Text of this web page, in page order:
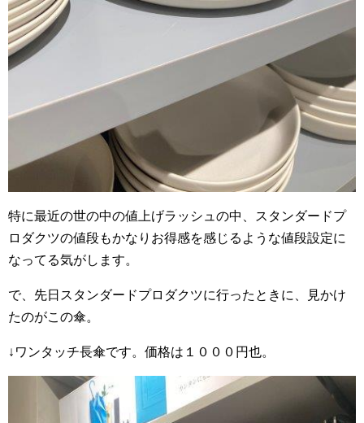
特に最近の世の中の値上げラッシュの中、スタンダードプ
ロダクツの値段もかなりお得感を感じるような値段設定に
なってる気がします。
で、先日スタンダードプロダクツに行ったときに、見かけ
たのがこの傘。
↓ワンタッチ長傘です。価格は１０００円也。